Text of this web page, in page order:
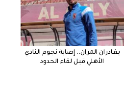
يغادران المران.. إصابة نجوم النادي
الأهلي قبل لقاء الحدود